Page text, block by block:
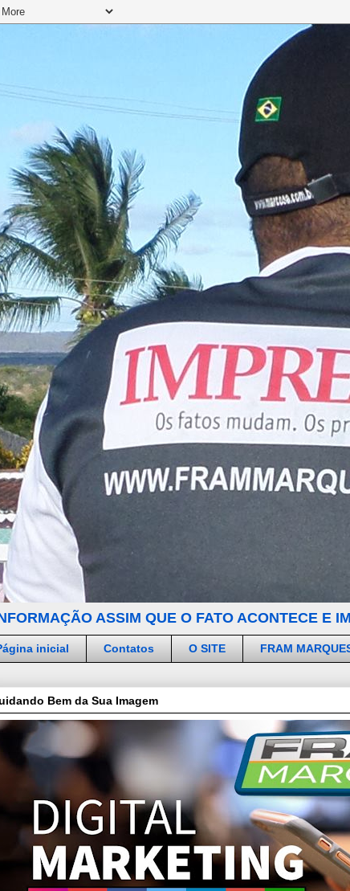
ASSIM QUE O FATO ACONTECE E
inicial Contatos O SITE FRAM
Bem da Sua Imagem